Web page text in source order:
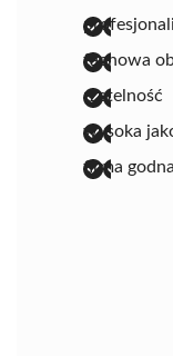
fachowa
rzetelność
wysoka
firma